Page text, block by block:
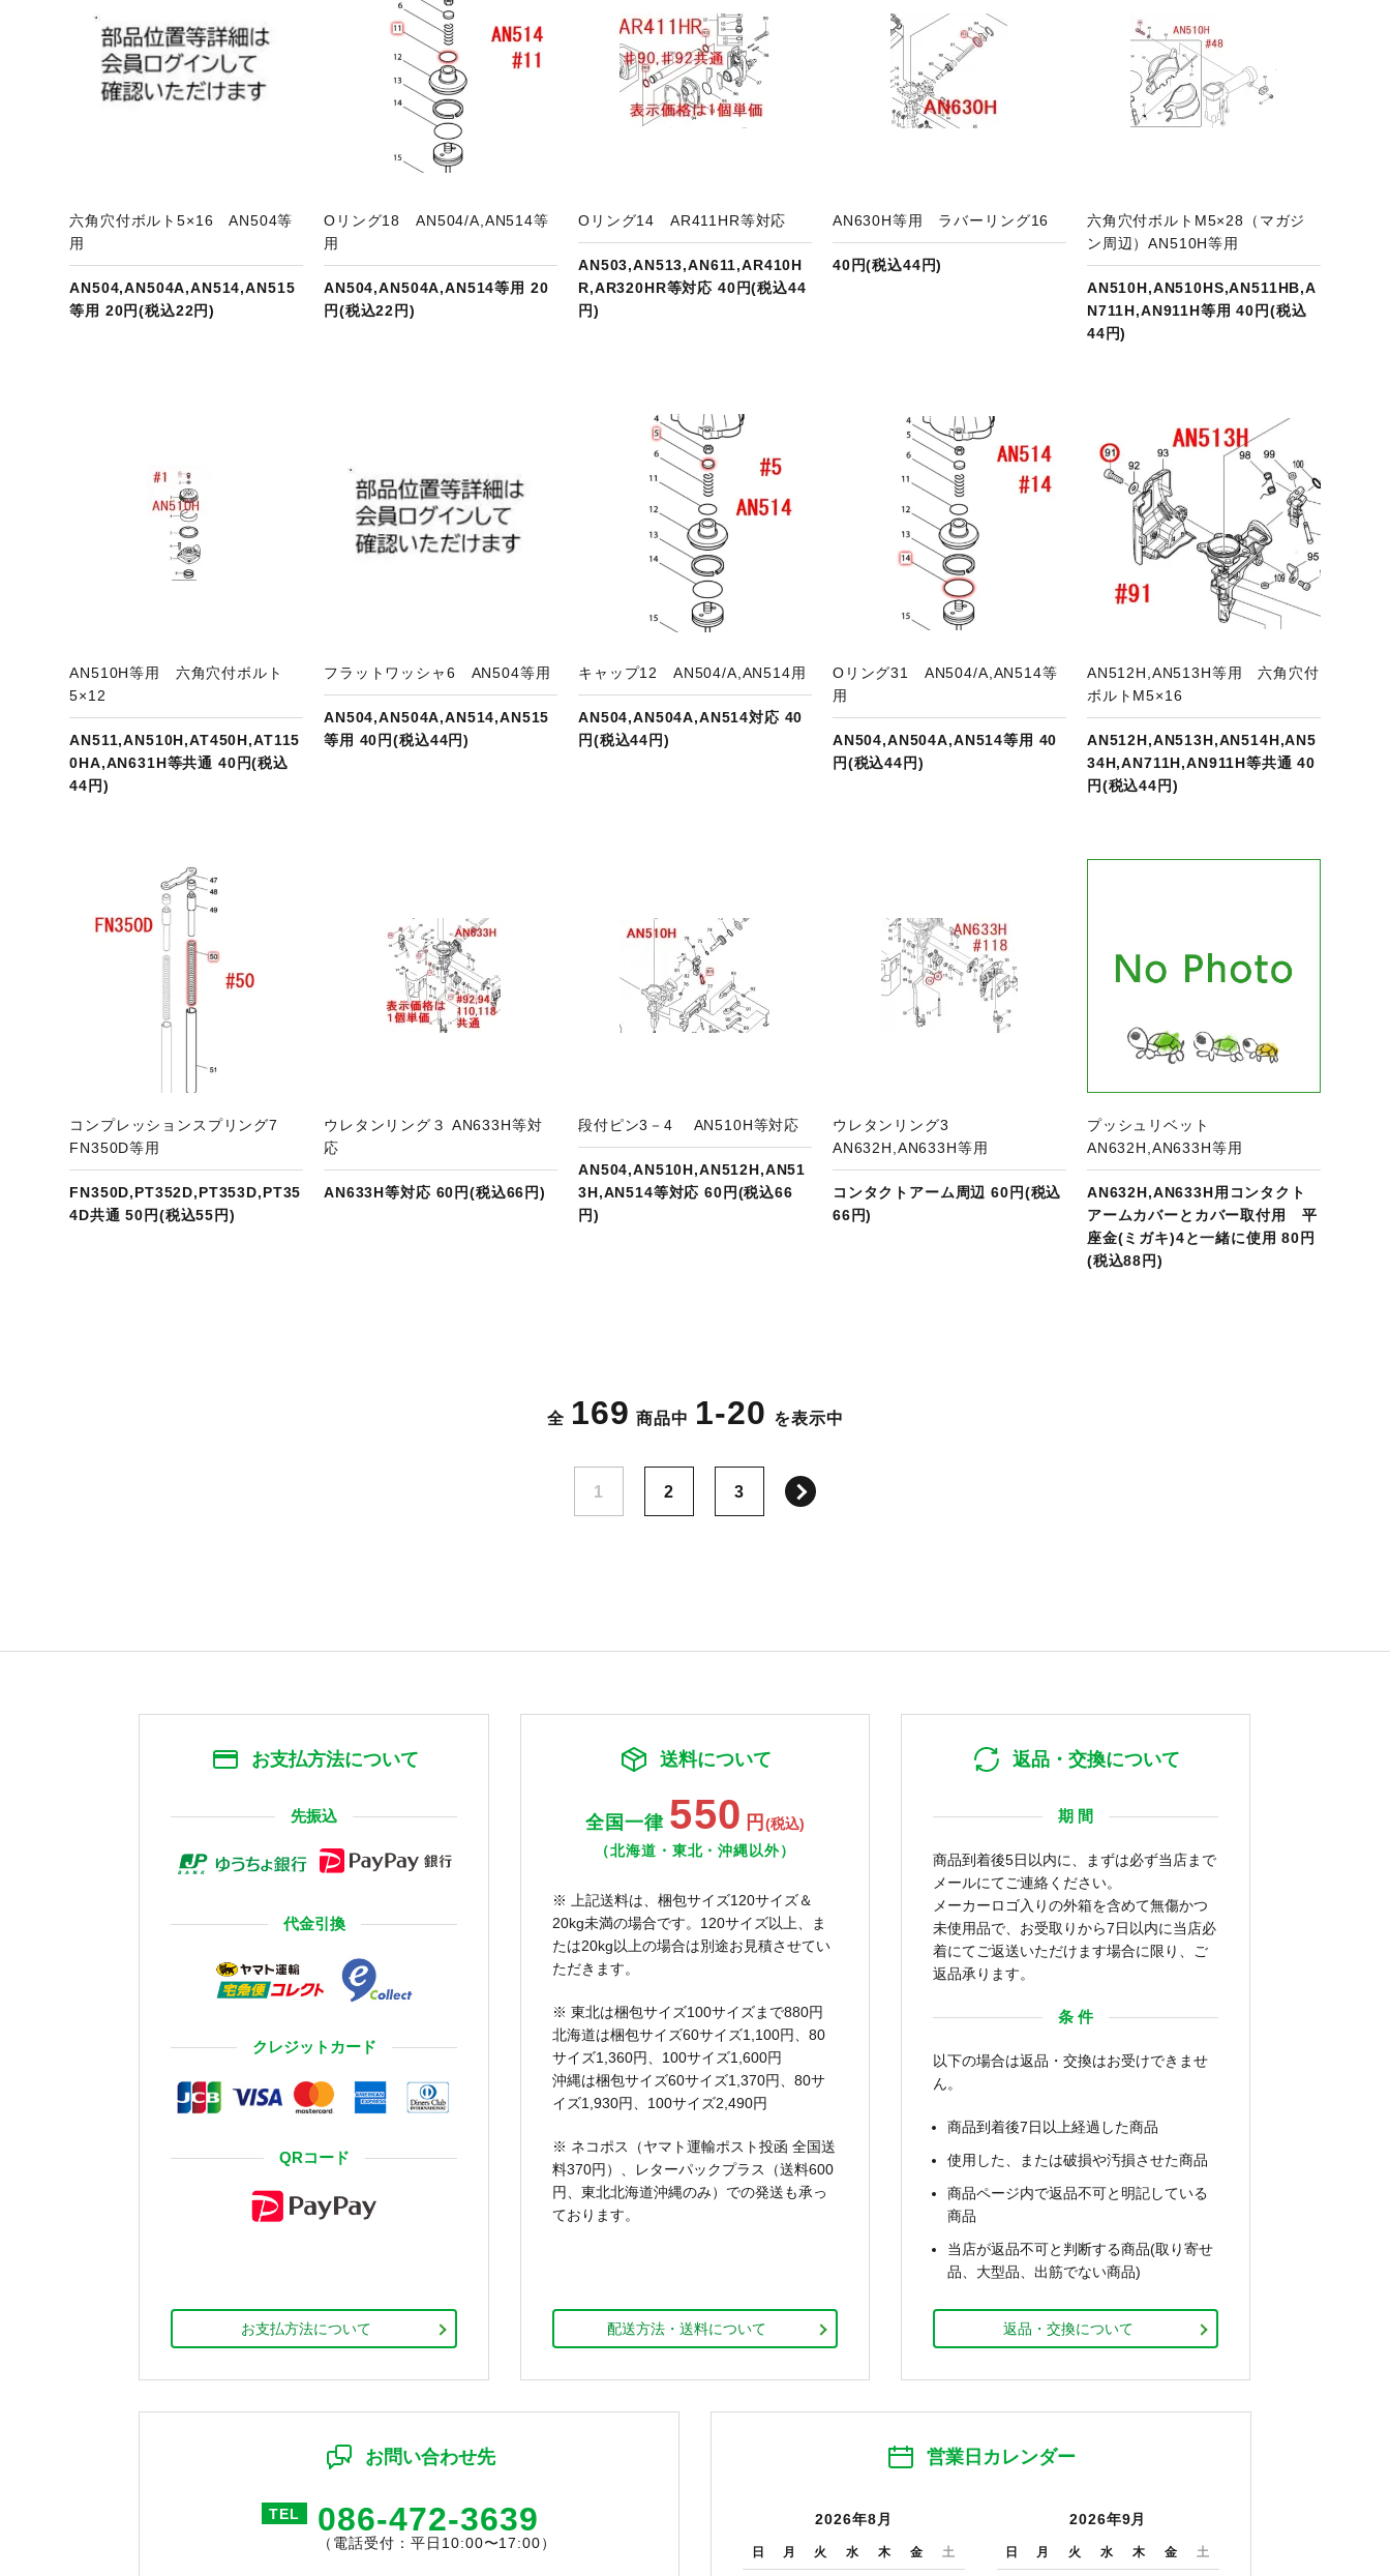
六角穴付ボルト5×16 AN504等
用
AN504,AN504A,AN514,AN515
等用 20円(税込22円)
Oリング18 AN504/A,AN514等
用
AN504,AN504A,AN514等用 20
円(税込22円)
Oリング14 AR411HR等対応
AN503,AN513,AN611,AR410H
R,AR320HR等対応 40円(税込44
円)
AN630H等用 ラバーリング16
40円(税込44円)
六角穴付ボルトM5×28（マガジ
ン周辺）AN510H等用
AN510H,AN510HS,AN511HB,A
N711H,AN911H等用 40円(税込
44円)
AN510H等用 六角穴付ボルト
5×12
AN511,AN510H,AT450H,AT115
0HA,AN631H等共通 40円(税込
44円)
フラットワッシャ6 AN504等用
AN504,AN504A,AN514,AN515
等用 40円(税込44円)
キャップ12 AN504/A,AN514用
AN504,AN504A,AN514対応 40
円(税込44円)
Oリング31 AN504/A,AN514等
用
AN504,AN504A,AN514等用 40
円(税込44円)
商品ページへ
AN512H,AN513H等用 六角穴付
ボルトM5×16
AN512H,AN513H,AN514H,AN5
34H,AN711H,AN911H等共通 40
円(税込44円)
商品ページへ
コンプレッションスプリング7
FN350D等用
FN350D,PT352D,PT353D,PT35
4D共通 50円(税込55円)
ウレタンリング３ AN633H等対
応
AN633H等対応 60円(税込66円)
商品ページへ
段付ピン3－4 AN510H等対応
AN504,AN510H,AN512H,AN51
3H,AN514等対応 60円(税込66
円)
ウレタンリング3
AN632H,AN633H等用
コンタクトアーム周辺 60円(税込
66円)
プッシュリベット
AN632H,AN633H等用
AN632H,AN633H用コンタクト
アームカバーとカバー取付用 平
座金(ミガキ)4と一緒に使用 80円
(税込88円)
全 169 商品中 1-20 を表示中
1 2 3
お支払方法について
先振込
代金引換
クレジットカード
QRコード
お支払方法について
送料について
全国一律 550 円 (税込)
（北海道・東北・沖縄以外）
※ 上記送料は、梱包サイズ120サイズ＆
20kg未満の場合です。120サイズ以上、ま
たは20kg以上の場合は別途お見積させてい
ただきます。
※ 東北は梱包サイズ100サイズまで880円
北海道は梱包サイズ60サイズ1,100円、80
サイズ1,360円、100サイズ1,600円
沖縄は梱包サイズ60サイズ1,370円、80サ
イズ1,930円、100サイズ2,490円
※ ネコポス（ヤマト運輸ポスト投函 全国送
料370円）、レターパックプラス（送料600
円、東北北海道沖縄のみ）での発送も承っ
ております。
配送方法・送料について
返品・交換について
期 間
商品到着後5日以内に、まずは必ず当店まで
メールにてご連絡ください。
メーカーロゴ入りの外箱を含めて無傷かつ
未使用品で、お受取りから7日以内に当店必
着にてご返送いただけます場合に限り、ご
返品承ります。
条 件
以下の場合は返品・交換はお受けできませ
ん。
商品到着後7日以上経過した商品
使用した、または破損や汚損させた商品
商品ページ内で返品不可と明記している
商品
当店が返品不可と判断する商品(取り寄せ
品、大型品、出筋でない商品)
返品・交換について
お問い合わせ先
TEL 086-472-3639
（電話受付：平日10:00〜17:00）
営業日カレンダー
2026年8月
日 月 火 水 木 金 土
2026年9月
日 月 火 水 木 金 土